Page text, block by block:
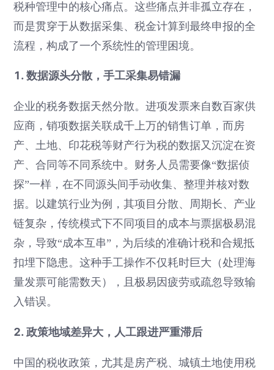
税种管理中的核心痛点。这些痛点并非孤立存在，
而是贯穿于从数据采集、税金计算到最终申报的全
流程，构成了一个系统性的管理困境。
1. 数据源头分散，手工采集易错漏
企业的税务数据天然分散。进项发票来自数百家供
应商，销项数据关联成千上万的销售订单，而房
产、土地、印花税等财产行为税的数据又沉淀在资
产、合同等不同系统中。财务人员需要像“数据侦
探”一样，在不同源头间手动收集、整理并核对数
据。以建筑行业为例，其项目分散、周期长、产业
链复杂，传统模式下不同项目的成本与票据极易混
杂，导致“成本互串”，为后续的准确计税和合规抵
扣埋下隐患。这种手工操作不仅耗时巨大（处理海
量发票可能需数天），且极易因疲劳或疏忽导致输
入错误。
2. 政策地域差异大，人工跟进严重滞后
中国的税收政策，尤其是房产税、城镇土地使用税